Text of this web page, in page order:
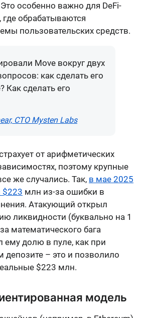
особенно важно для DeFi-
обрабатываются
пользовательских средств.
Move вокруг двух
как сделать его
Как сделать его
CTO Mysten Labs
от арифметических
поэтому крупные
же случались. Так, в мае 2025
$223 млн из-за ошибки в
Атакующий открыл
ликвидности (буквально на 1
математического бага
ему долю в пуле, как при
– это и позволило
$223 млн.
модель